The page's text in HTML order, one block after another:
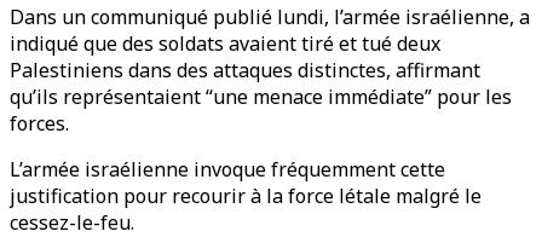
Dans un communiqué publié lundi, l’armée israélienne, a
indiqué que des soldats avaient tiré et tué deux
Palestiniens dans des attaques distinctes, affirmant
qu’ils représentaient “une menace immédiate” pour les
forces.
L’armée israélienne invoque fréquemment cette
justification pour recourir à la force létale malgré le
cessez-le-feu.